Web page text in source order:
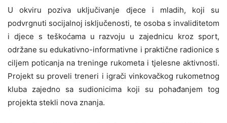
U okviru poziva uključivanje djece i mladih, koji su
podvrgnuti socijalnoj isključenosti, te osoba s invaliditetom
i djece s teškoćama u razvoju u zajednicu kroz sport,
održane su edukativno-informativne i praktične radionice s
ciljem poticanja na treninge rukometa i tjelesne aktivnosti.
Projekt su proveli treneri i igrači vinkovačkog rukometnog
kluba zajedno sa sudionicima koji su pohađanjem tog
projekta stekli nova znanja.